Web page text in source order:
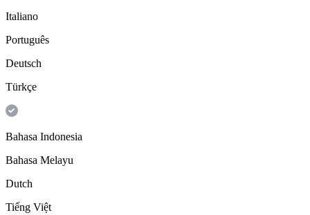
Italiano
Português
Deutsch
Türkçe
Bahasa Indonesia
Bahasa Melayu
Dutch
Tiếng Việt